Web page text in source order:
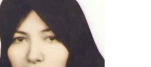
حقوق شهروندی
علم و فناوری
انتخابات ریاست جمهوری آمریکا ۲۰۲۴
حمله جمهوری اسلامی به اسرائیل